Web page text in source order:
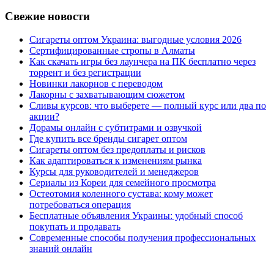
Свежие новости
Сигареты оптом Украина: выгодные условия 2026
Сертифицированные стропы в Алматы
Как скачать игры без лаунчера на ПК бесплатно через
торрент и без регистрации
Новинки лакорнов с переводом
Лакорны с захватывающим сюжетом
Сливы курсов: что выберете — полный курс или два по
акции?
Дорамы онлайн с субтитрами и озвучкой
Где купить все бренды сигарет оптом
Сигареты оптом без предоплаты и рисков
Как адаптироваться к изменениям рынка
Курсы для руководителей и менеджеров
Сериалы из Кореи для семейного просмотра
Остеотомия коленного сустава: кому может
потребоваться операция
Бесплатные объявления Украины: удобный способ
покупать и продавать
Современные способы получения профессиональных
знаний онлайн